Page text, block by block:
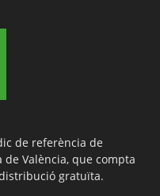
de referència de
València, que compta
gratuïta.